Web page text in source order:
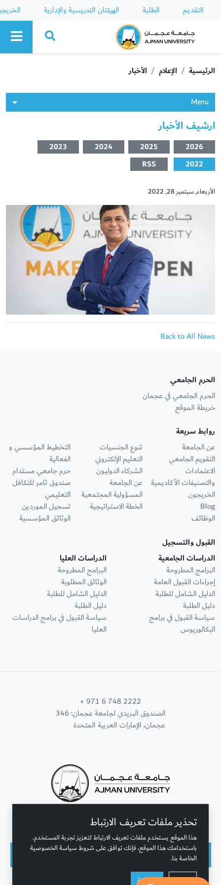
التقديم الطلبة الهيئتان التدريسية والإدارية
Ajman University
الرئيسية الإعلام الأخبار
Menu
ارشيف الأخبار
2026
2025
2024
2023
2022
RSS
الأربعاء, سبتمبر 28, 2022
Back to All News
تحذير ملفات تعريف الارتباط
هذا الموقع يستخدم ملفات تعريف الارتباط لتعزيز تجربة المستخدم.
باستخدامك هذا الموقع، فإنك توافق على شروط سياسة الخصوصية
الخاصة بنا.
رفض موافقة
الحرم الجامعي
الحرم الجامعي في عجمان
خريطة الموقع
روابط سريعة
عن الجامعة
التقويم الجامعي
الاعتمادات
والتصنيفات الأكاديمية
الخريجون
Blog
الوظائف
تنوع الجنسيات
التعليم الإلكتروني
الشركاء الدوليون
عن الجامعة
المسؤولية المجتمعية
الخطة الاستراتيجية
التخطيط المؤسسي و
الفعالية
حرم جامعي مستدام
صندوق ثامر للتكافل
التعليمي
تسجيل الموردين
الوثائق المؤسسية
القبول والتسجيل
الدراسات الجامعية
البرامج المطروحة
إجراءات القبول العامة
الدليل الشامل للطلبة
دليل الطلبة
سياسة القبول في برامج
البكالوريوس
الدراسات العليا
البرامج المطروحة
الوثائق المطلوبة
الدليل الشامل للطلبة
دليل الطلبة
سياسة القبول في برامج الدراسات
العليا
+ 971 6 748 2222
الصندوق البريدي لجامعة عجمان: 346
عجمان، الإمارات العربية المتحدة
تواصل معنا
حقوق النشر محفوظة © جامعة عجمان 2001 - 2026